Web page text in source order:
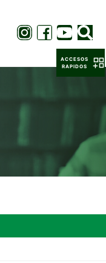
ACCESOS
RAPIDOS